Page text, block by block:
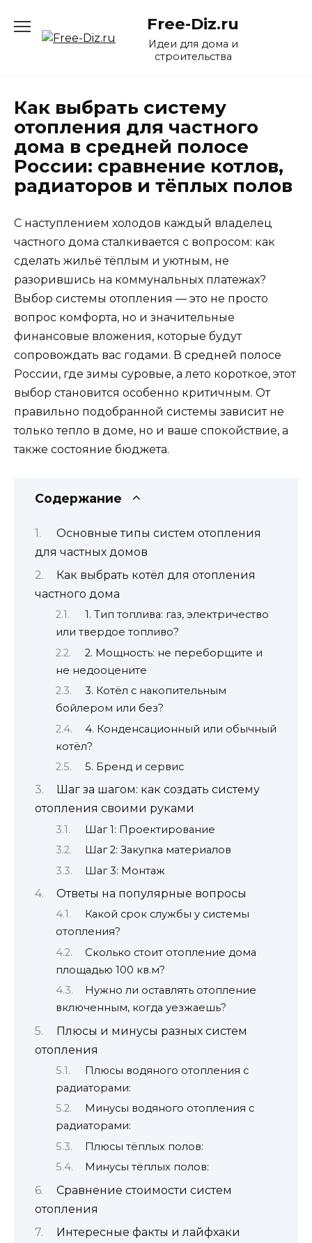
содержанию
Free-Diz.ru
Идеи для дома и
строительства
Как выбрать систему
отопления для частного
дома в средней полосе
России: сравнение котлов,
радиаторов и тёплых полов
С наступлением холодов каждый владелец
частного дома сталкивается с вопросом: как
сделать жильё тёплым и уютным, не
разорившись на коммунальных платежах?
Выбор системы отопления — это не просто
вопрос комфорта, но и значительные
финансовые вложения, которые будут
сопровождать вас годами. В средней полосе
России, где зимы суровые, а лето короткое, этот
выбор становится особенно критичным. От
правильно подобранной системы зависит не
только тепло в доме, но и ваше спокойствие, а
также состояние бюджета.
Содержание
Основные типы систем отопления
для частных домов
Как выбрать котёл для отопления
частного дома
1. Тип топлива: газ, электричество
или твердое топливо?
2. Мощность: не переборщите и
не недооцените
3. Котёл с накопительным
бойлером или без?
4. Конденсационный или обычный
котёл?
5. Бренд и сервис
Шаг за шагом: как создать систему
отопления своими руками
Шаг 1: Проектирование
Шаг 2: Закупка материалов
Шаг 3: Монтаж
Ответы на популярные вопросы
Какой срок службы у системы
отопления?
Сколько стоит отопление дома
площадью 100 кв.м?
Нужно ли оставлять отопление
включенным, когда уезжаешь?
Плюсы и минусы разных систем
отопления
Плюсы водяного отопления с
радиаторами:
Минусы водяного отопления с
радиаторами:
Плюсы тёплых полов:
Минусы тёплых полов:
Сравнение стоимости систем
отопления
Интересные факты и лайфхаки